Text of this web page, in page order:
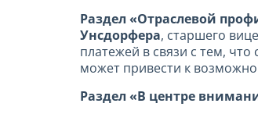
Раздел «Отраслевой
Унсдорфера, старшего
платежей в связи с тем,
может привести к
Раздел «В центре